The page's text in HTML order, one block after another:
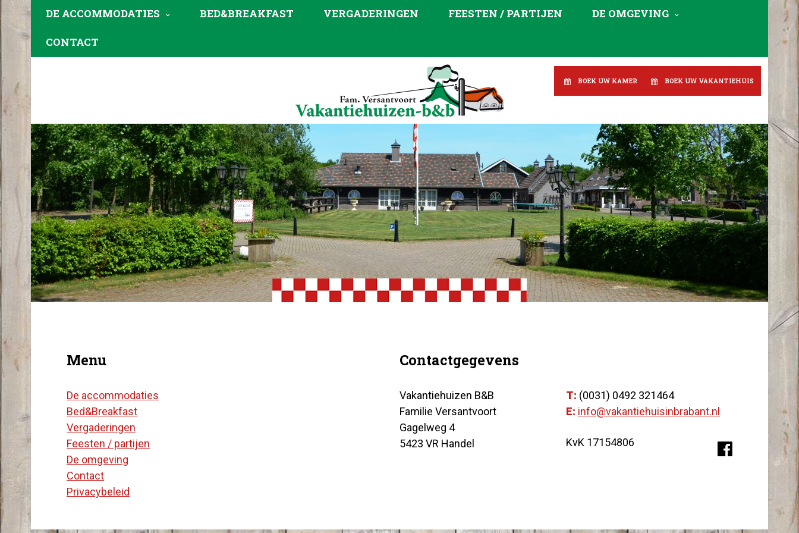
DE ACCOMMODATIES BED&BREAKFAST VERGADERINGEN FEESTEN / PARTIJEN DE OMGEVING
CONTACT
BOEK UW KAMER BOEK UW VAKANTIEHUIS
Menu
De accommodaties
Bed&Breakfast
Vergaderingen
Feesten / partijen
De omgeving
Contact
Privacybeleid
Contactgegevens
Vakantiehuizen B&B
Familie Versantvoort
Gagelweg 4
5423 VR Handel
T: (0031) 0492 321464
E: info@vakantiehuisinbrabant.nl
KvK 17154806